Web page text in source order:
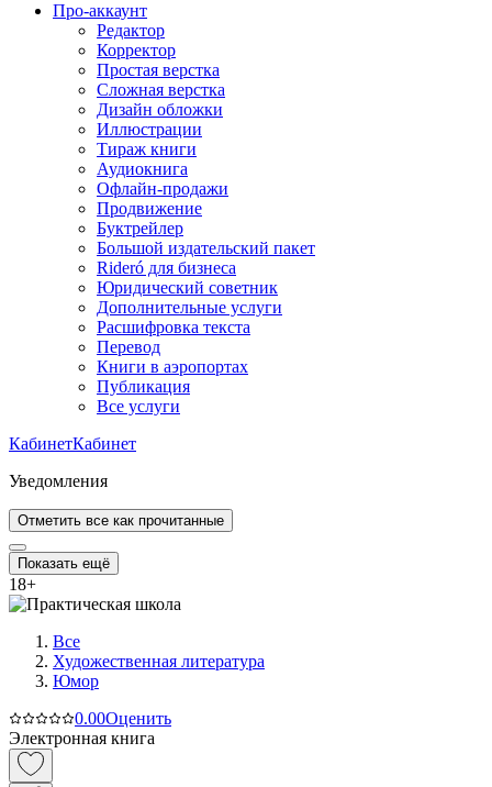
Про-аккаунт
Редактор
Корректор
Простая верстка
Сложная верстка
Дизайн обложки
Иллюстрации
Тираж книги
Аудиокнига
Офлайн-продажи
Продвижение
Буктрейлер
Большой издательский пакет
Rideró для бизнеса
Юридический советник
Дополнительные услуги
Расшифровка текста
Перевод
Книги в аэропортах
Публикация
Все услуги
КабинетКабинет
Уведомления
Отметить все как прочитанные
Показать ещё
18+
Все
Художественная литература
Юмор
0.00Оценить
Электронная книга